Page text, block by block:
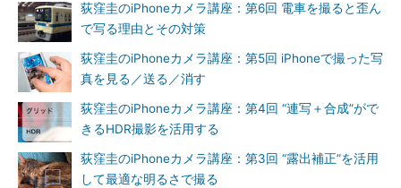
荻窪圭のiPhoneカメラ講座：第6回 電車を撮ると歪ん
で写る理由とその対策
荻窪圭のiPhoneカメラ講座：第5回 iPhoneで撮った写
真を見る／送る／消す
荻窪圭のiPhoneカメラ講座：第4回 “連写＋合成”がで
きるHDR撮影を活用する
荻窪圭のiPhoneカメラ講座：第3回 “露出補正”を活用
して最適な明るさで撮る